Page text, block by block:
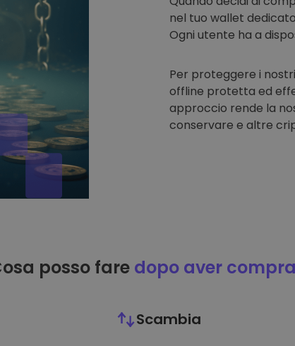
nel tuo wallet
Ogni utente ha a
Per proteggere i
offline protetta ed
approccio rende la
conservare e altre
posso fare dopo aver
Scambia